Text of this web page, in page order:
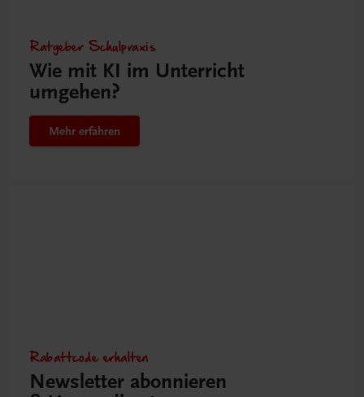
Ratgeber Schulpraxis
Wie mit KI im Unterricht
umgehen?
Mehr erfahren
Rabattcode erhalten
Newsletter abonnieren